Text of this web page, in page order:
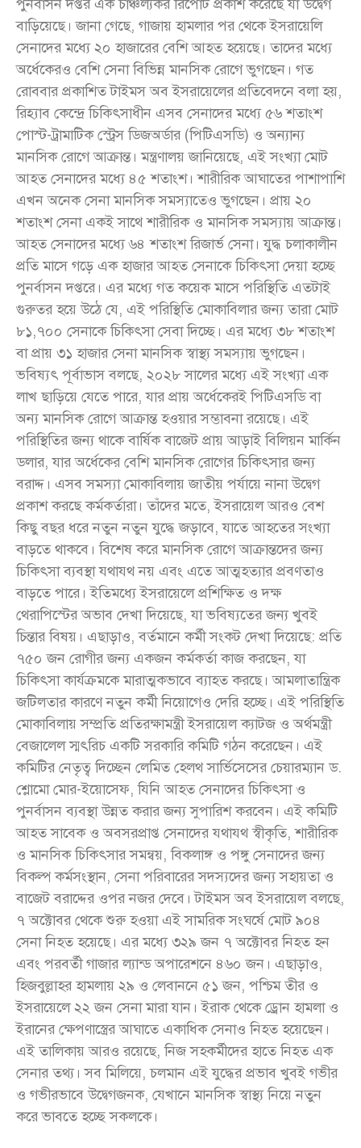
পুনর্বাসন দপ্তর এক চাঞ্চল্যকর রিপোর্ট প্রকাশ করেছে যা উদ্বেগ
বাড়িয়েছে। জানা গেছে, গাজায় হামলার পর থেকে ইসরায়েলি
সেনাদের মধ্যে ২০ হাজারের বেশি আহত হয়েছে। তাদের মধ্যে
অর্ধেকেরও বেশি সেনা বিভিন্ন মানসিক রোগে ভুগছেন। গত
রোববার প্রকাশিত টাইমস অব ইসরায়েলের প্রতিবেদনে বলা হয়,
রিহ্যাব কেন্দ্রে চিকিৎসাধীন এসব সেনাদের মধ্যে ৫৬ শতাংশ
পোস্ট-ট্রামাটিক স্ট্রেস ডিজঅর্ডার (পিটিএসডি) ও অন্যান্য
মানসিক রোগে আক্রান্ত। মন্ত্রণালয় জানিয়েছে, এই সংখ্যা মোট
আহত সেনাদের মধ্যে ৪৫ শতাংশ। শারীরিক আঘাতের পাশাপাশি
এখন অনেক সেনা মানসিক সমস্যাতেও ভুগছেন। প্রায় ২০
শতাংশ সেনা একই সাথে শারীরিক ও মানসিক সমস্যায় আক্রান্ত।
আহত সেনাদের মধ্যে ৬৪ শতাংশ রিজার্ভ সেনা। যুদ্ধ চলাকালীন
প্রতি মাসে গড়ে এক হাজার আহত সেনাকে চিকিৎসা দেয়া হচ্ছে
পুনর্বাসন দপ্তরে। এর মধ্যে গত কয়েক মাসে পরিস্থিতি এতটাই
গুরুতর হয়ে উঠে যে, এই পরিস্থিতি মোকাবিলার জন্য তারা মোট
৮১,৭০০ সেনাকে চিকিৎসা সেবা দিচ্ছে। এর মধ্যে ৩৮ শতাংশ
বা প্রায় ৩১ হাজার সেনা মানসিক স্বাস্থ্য সমস্যায় ভুগছেন।
ভবিষ্যৎ পূর্বাভাস বলছে, ২০২৮ সালের মধ্যে এই সংখ্যা এক
লাখ ছাড়িয়ে যেতে পারে, যার প্রায় অর্ধেকেরই পিটিএসডি বা
অন্য মানসিক রোগে আক্রান্ত হওয়ার সম্ভাবনা রয়েছে। এই
পরিস্থিতির জন্য থাকে বার্ষিক বাজেট প্রায় আড়াই বিলিয়ন মার্কিন
ডলার, যার অর্ধেকের বেশি মানসিক রোগের চিকিৎসার জন্য
বরাদ্দ। এসব সমস্যা মোকাবিলায় জাতীয় পর্যায়ে নানা উদ্বেগ
প্রকাশ করছে কর্মকর্তারা। তাঁদের মতে, ইসরায়েল আরও বেশ
কিছু বছর ধরে নতুন নতুন যুদ্ধে জড়াবে, যাতে আহতের সংখ্যা
বাড়তে থাকবে। বিশেষ করে মানসিক রোগে আক্রান্তদের জন্য
চিকিৎসা ব্যবস্থা যথাযথ নয় এবং এতে আত্মহত্যার প্রবণতাও
বাড়তে পারে। ইতিমধ্যে ইসরায়েলে প্রশিক্ষিত ও দক্ষ
থেরাপিস্টের অভাব দেখা দিয়েছে, যা ভবিষ্যতের জন্য খুবই
চিন্তার বিষয়। এছাড়াও, বর্তমানে কর্মী সংকট দেখা দিয়েছে: প্রতি
৭৫০ জন রোগীর জন্য একজন কর্মকর্তা কাজ করছেন, যা
চিকিৎসা কার্যক্রমকে মারাত্মকভাবে ব্যাহত করছে। আমলাতান্ত্রিক
জটিলতার কারণে নতুন কর্মী নিয়োগেও দেরি হচ্ছে। এই পরিস্থিতি
মোকাবিলায় সম্প্রতি প্রতিরক্ষামন্ত্রী ইসরায়েল ক্যাটজ ও অর্থমন্ত্রী
বেজালেল স্মৎরিচ একটি সরকারি কমিটি গঠন করেছেন। এই
কমিটির নেতৃত্ব দিচ্ছেন লেমিত হেলথ সার্ভিসেসের চেয়ারম্যান ড.
শ্লোমো মোর-ইয়োসেফ, যিনি আহত সেনাদের চিকিৎসা ও
পুনর্বাসন ব্যবস্থা উন্নত করার জন্য সুপারিশ করবেন। এই কমিটি
আহত সাবেক ও অবসরপ্রাপ্ত সেনাদের যথাযথ স্বীকৃতি, শারীরিক
ও মানসিক চিকিৎসার সমন্বয়, বিকলাঙ্গ ও পঙ্গু সেনাদের জন্য
বিকল্প কর্মসংস্থান, সেনা পরিবারের সদস্যদের জন্য সহায়তা ও
বাজেট বরাদ্দের ওপর নজর দেবে। টাইমস অব ইসরায়েল বলছে,
৭ অক্টোবর থেকে শুরু হওয়া এই সামরিক সংঘর্ষে মোট ৯০৪
সেনা নিহত হয়েছে। এর মধ্যে ৩২৯ জন ৭ অক্টোবর নিহত হন
এবং পরবর্তী গাজার ল্যান্ড অপারেশনে ৪৬০ জন। এছাড়াও,
হিজবুল্লাহর হামলায় ২৯ ও লেবাননে ৫১ জন, পশ্চিম তীর ও
ইসরায়েলে ২২ জন সেনা মারা যান। ইরাক থেকে ড্রোন হামলা ও
ইরানের ক্ষেপণাস্ত্রের আঘাতে একাধিক সেনাও নিহত হয়েছেন।
এই তালিকায় আরও রয়েছে, নিজ সহকর্মীদের হাতে নিহত এক
সেনার তথ্য। সব মিলিয়ে, চলমান এই যুদ্ধের প্রভাব খুবই গভীর
ও গভীরভাবে উদ্বেগজনক, যেখানে মানসিক স্বাস্থ্য নিয়ে নতুন
করে ভাবতে হচ্ছে সকলকে।